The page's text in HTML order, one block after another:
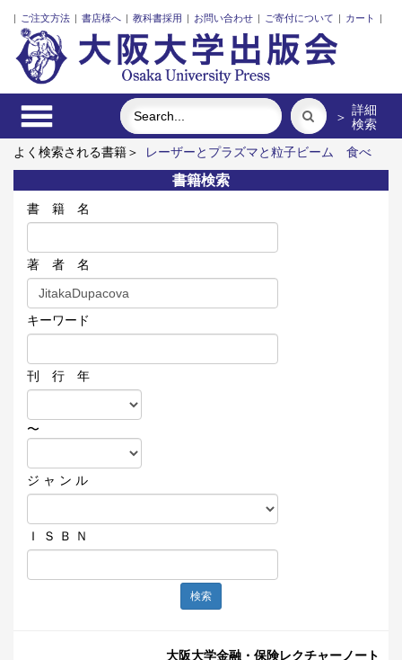
| ご注文方法 | 書店様へ | 教科書採用 | お問い合わせ | ご寄付について | カート |
＞ 詳細
検索
よく検索される書籍＞
レーザーとプラズマと粒子ビーム
食べ
る
ポンプの流体力学 近代日本における企業家の諸系譜
街に
拓く大学
ロシア語 書籍検索
書 籍 名
著 者 名
キーワード
刊 行 年
〜
ジ ャ ン ル
Ｉ Ｓ Ｂ Ｎ
検索
大阪大学金融・保険レクチャーノート